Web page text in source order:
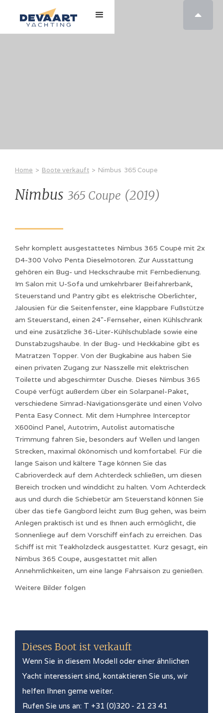

Home > Boote verkauft > Nimbus 365 Coupe
Nimbus 365 Coupe (2019)
Sehr komplett ausgestattetes Nimbus 365 Coupé mit 2x
D4-300 Volvo Penta Dieselmotoren. Zur Ausstattung
gehören ein Bug- und Heckschraube mit Fernbedienung.
Im Salon mit U-Sofa und umkehrbarer Beifahrerbank,
Steuerstand und Pantry gibt es elektrische Oberlichter,
Jalousien für die Seitenfenster, eine klappbare Fußstütze
am Steuerstand, einen 24"-Fernseher, einen Kühlschrank
und eine zusätzliche 36-Liter-Kühlschublade sowie eine
Dunstabzugshaube. In der Bug- und Heckkabine gibt es
Matratzen Topper. Von der Bugkabine aus haben Sie
einen privaten Zugang zur Nasszelle mit elektrischen
Toilette und abgeschirmter Dusche. Dieses Nimbus 365
Coupé verfügt außerdem über ein Solarpanel-Paket,
verschiedene Simrad-Navigationsgeräte und einen Volvo
Penta Easy Connect. Mit dem Humphree Interceptor
X600incl Panel, Autotrim, Autolist automatische
Trimmung fahren Sie, besonders auf Wellen und langen
Strecken, maximal ökönomisch und komfortabel. Für die
lange Saison und kältere Tage können Sie das
Cabrioverdeck auf dem Achterdeck schließen, um diesen
Bereich trocken und winddicht zu halten. Vom Achterdeck
aus und durch die Schiebetür am Steuerstand können Sie
über das tiefe Gangbord leicht zum Bug gehen, was beim
Anlegen praktisch ist und es Ihnen auch ermöglicht, die
Sonnenliege auf dem Vorschiff einfach zu erreichen. Das
Schiff ist mit Teakholzdeck ausgestattet. Kurz gesagt, ein
Nimbus 365 Coupe, ausgestattet mit allen
Annehmlichkeiten, um eine lange Fahrsaison zu genießen.
Weitere Bilder folgen
Dieses Boot ist verkauft
Wenn Sie in diesem Modell oder einer ähnlichen
Yacht interessiert sind, kontaktieren Sie uns, wir
helfen Ihnen gerne weiter.
Rufen Sie uns an: T +31 (0)320 - 21 23 41